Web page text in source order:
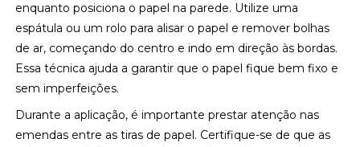
enquanto posiciona o papel na parede. Utilize uma
espátula ou um rolo para alisar o papel e remover bolhas
de ar, começando do centro e indo em direção às bordas.
Essa técnica ajuda a garantir que o papel fique bem fixo e
sem imperfeições.
Durante a aplicação, é importante prestar atenção nas
emendas entre as tiras de papel. Certifique-se de que as